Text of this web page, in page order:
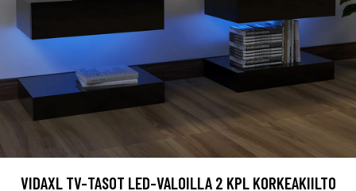
VIDAXL TV-TASOT LED-VALOILLA 2 KPL KORKEAKIILTO